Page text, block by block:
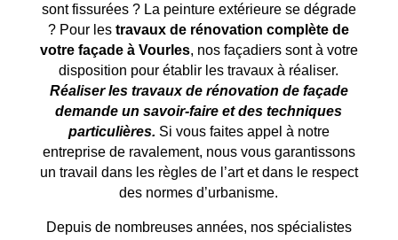
sont fissurées ? La peinture extérieure se dégrade
? Pour lestravaux de rénovation complète de
votre façade à Vourles, nos façadiers sont à votre
disposition pour établir les travaux à réaliser.
Réaliser les travaux de rénovation de façade
demande un savoir-faire et des techniques
particulières. Si vous faites appel à notre
entreprise de ravalement, nous vous garantissons
un travail dans les règles de l’art et dans le respect
des normes d’urbanisme.
Depuis de nombreuses années, nos spécialistes